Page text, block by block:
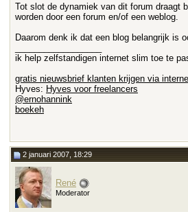
Tot slot de dynamiek van dit forum draagt
worden door een forum en/of een weblog.
Daarom denk ik dat een blog belangrijk is
ik help zelfstandigen internet slim toe te
gratis nieuwsbrief klanten krijgen via
Hyves: Hyves voor freelancers
@ernohannink
boekeh
2 januari 2007, 18:29
René
Moderator